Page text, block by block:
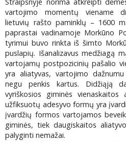
vartojimo momentų viename
lietuvių rašto paminklų – 1600
paprastai vadinamoje Morkūno
tyrimui buvo rinkta iš šimto
puslapių. Išanalizavus medžiagą
vartojamų postpozicinių pašalio
yra aliatyvas, vartojimo
negu penkis kartus. Didžiąją
vyriškosios giminės
užfiksuotų adesyvo formų yra
įvardžių formos vartojamos
giminės, tiek daugiskaitos
palyginti nemažai.